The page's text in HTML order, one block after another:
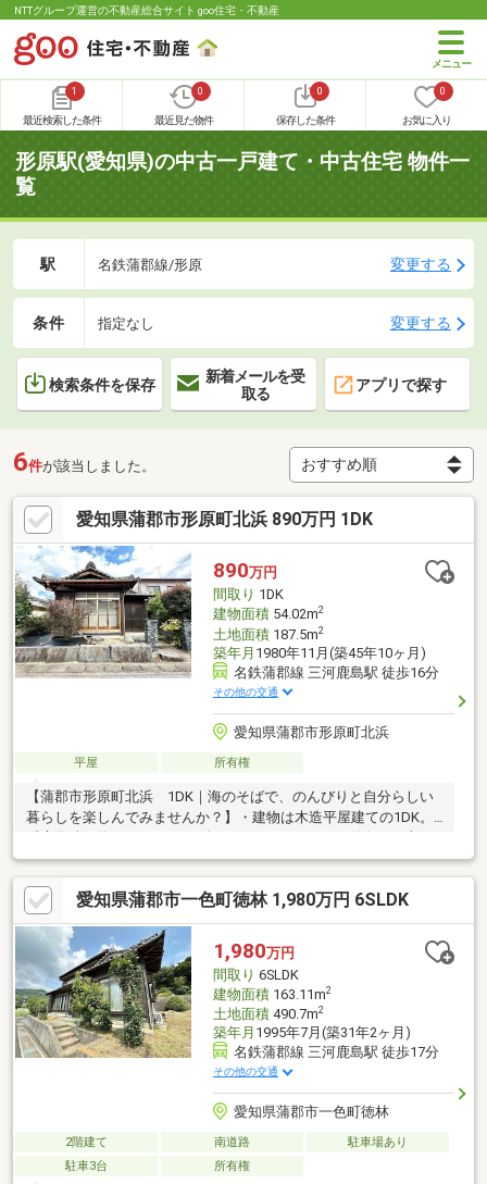
NTTグループ運営の不動産総合サイト goo住宅・不動産
1
最近検索した条件
0
最近見た物件
0
保存した条件
0
お気に入り
形原駅(愛知県)の中古一戸建て・中古住宅 物件一
覧
駅 名鉄蒲郡線/形原 変更する
条件 指定なし 変更する
検索条件を保存
新着メールを受
取る
アプリで探す
6件が該当しました。
愛知県蒲郡市形原町北浜 890万円 1DK
890万円
間取り 1DK
建物面積54.02m2
土地面積187.5m2
築年月 1980年11月(築45年10ヶ月)
名鉄蒲郡線 三河鹿島駅 徒歩16分
その他の交通
愛知県蒲郡市形原町北浜
平屋 所有権
【蒲郡市形原町北浜 1DK｜海のそばで、のんびりと自分らしい
暮らしを楽しんでみませんか？】・建物は木造平屋建ての1DK。
での暮らしにおすすめ。DIYやリノベーションも楽しめる魅力があ
ります◎・最寄り駅は名鉄蒲郡線「三河鹿島」駅まで徒歩16分。
通勤・通学にも利用できる距離感です。・海に近いロケーション
のため、休日には散歩やジョギングをはじめ、自然と触れ合う暮
らしが楽しめます！
愛知県蒲郡市一色町徳林 1,980万円 6SLDK
1,980万円
間取り 6SLDK
建物面積163.11m2
土地面積490.7m2
築年月 1995年7月(築31年2ヶ月)
名鉄蒲郡線 三河鹿島駅 徒歩17分
その他の交通
愛知県蒲郡市一色町徳林
2階建て 南道路
駐車場あり
駐車3台
所有権